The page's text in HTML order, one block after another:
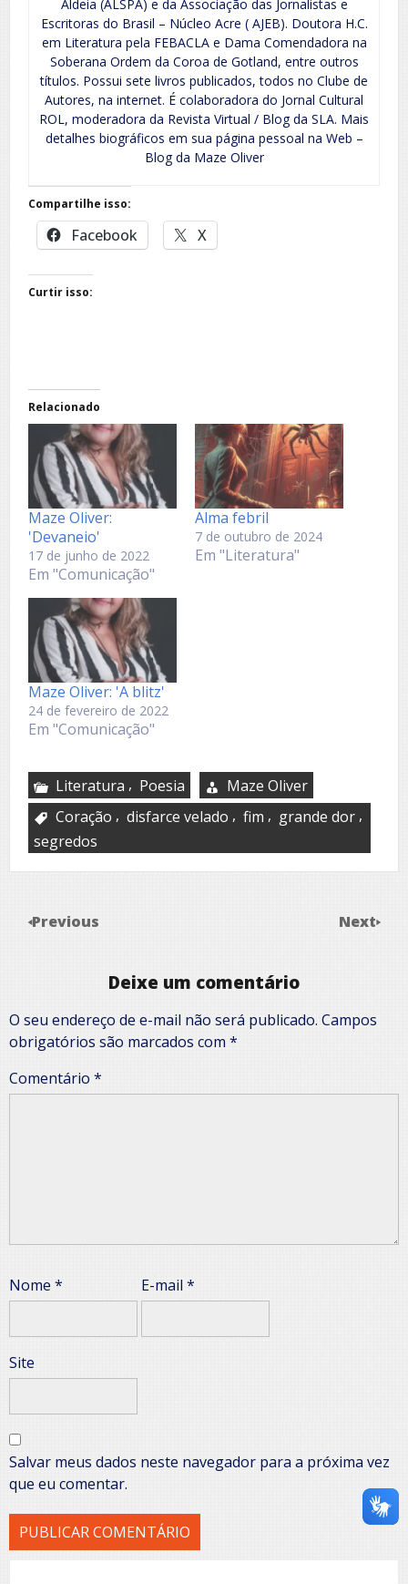
Aldeia (ALSPA) e da Associação das Jornalistas e
Escritoras do Brasil – Núcleo Acre ( AJEB). Doutora H.C.
em Literatura pela FEBACLA e Dama Comendadora na
Soberana Ordem da Coroa de Gotland, entre outros
títulos. Possui sete livros publicados, todos no Clube de
Autores, na internet. É colaboradora do Jornal Cultural
ROL, moderadora da Revista Virtual / Blog da SLA. Mais
detalhes biográficos em sua página pessoal na Web –
Blog da Maze Oliver
Compartilhe isso:
Facebook X
Curtir isso:
Relacionado
Maze Oliver:
'Devaneio'
17 de junho de 2022
Em "Comunicação"
Alma febril
7 de outubro de 2024
Em "Literatura"
Maze Oliver: 'A blitz'
24 de fevereiro de 2022
Em "Comunicação"
Literatura , Poesia
Maze Oliver
Coração , disfarce velado , fim , grande dor ,
segredos
Previous Next
Deixe um comentário
O seu endereço de e-mail não será publicado. Campos
obrigatórios são marcados com *
Comentário *
Nome * E-mail*
Site
Salvar meus dados neste navegador para a próxima vez
que eu comentar.